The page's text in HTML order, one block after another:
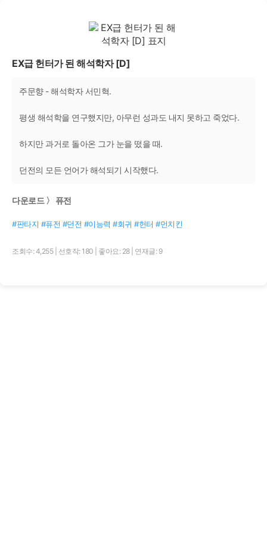
EX급 헌터가 된 해석학자 [D]
주문향 - 해석학자 서민혁.
평생 해석학을 연구했지만, 아무런 성과도 내지 못하고 죽었다.
하지만 과거로 돌아온 그가 눈을 떴을 때.
던전의 모든 언어가 해석되기 시작했다.
다운로드 〉 퓨전
#판타지 #퓨전 #던전 #이능력 #회귀 #헌터 #먼치킨
조회수: 4,255 선호작: 180 좋아요: 28 연재글: 9